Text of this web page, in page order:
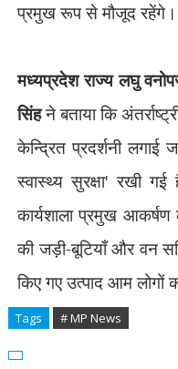
प्रमुख रूप से मौजूद रहेंगे।
मध्यप्रदेश राज्य लघु
सिंहने बताया कि
केन्द्रित प्रदर्शनी लगाई
स्वास्थ्य सुरक्षा'रखी गई
कार्यशाला प्रमुख
की जड़ी-बूटियाँ और वन
किए गए उत्पाद आम लोगों
Tags # MP News